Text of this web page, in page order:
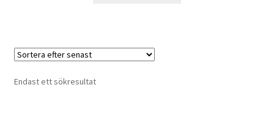
Endast ett sökresultat